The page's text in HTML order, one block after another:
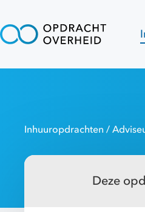
Inhuuropdrachten /
Deze